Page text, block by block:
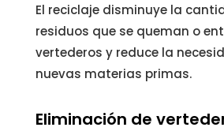
El reciclaje disminuye la
residuos que se queman o
vertederos y reduce la
nuevas materias primas.
Eliminación de